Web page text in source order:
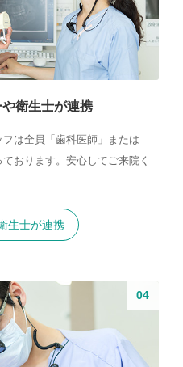
衛生士が連携
は全員「歯科医師」または
おります。安心してご来院く
生士が連携